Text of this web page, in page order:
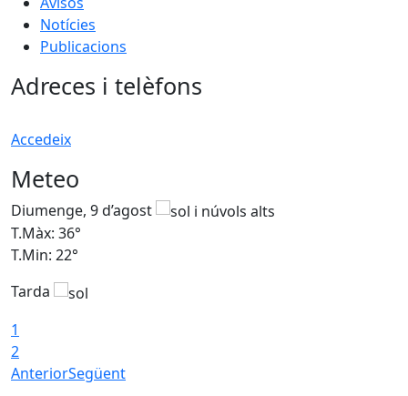
Notícies
Publicacions
Adreces i telèfons
Accedeix
Meteo
Diumenge, 9 d’agost
T.Màx: 36°
T.Min: 22°
Tarda
1
2
AnteriorSegüent